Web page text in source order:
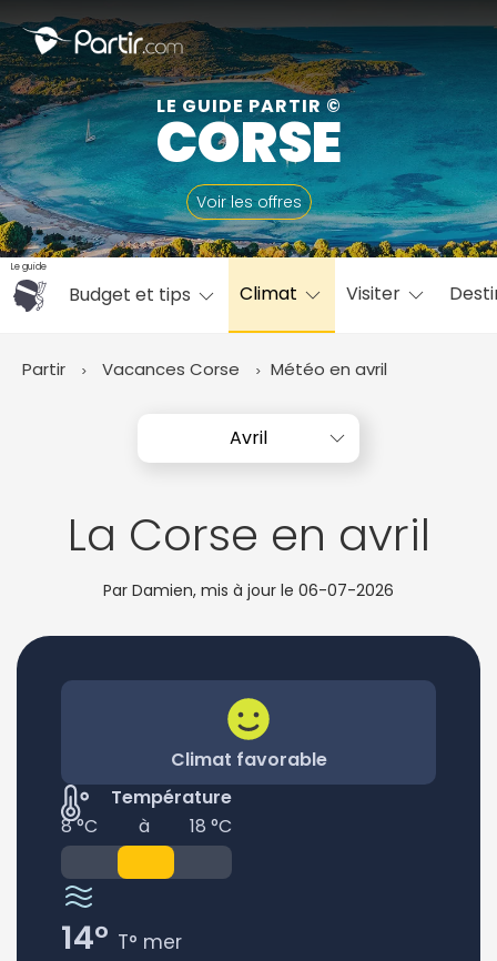
LE GUIDE PARTIR ©
CORSE
Voir les offres
Le guide
Budget et tips Climat Visiter
Partir Vacances Corse Météo en avril
Avril
La Corse en avril
Par Damien, mis à jour le 06-07-2026
Climat favorable
Température
8 °C
à 18 °C
14° T° mer
Fermer
📍 Destinations populaires
☀️ Où partir par mois
Mars Avril
Juillet
Août Septembre
Octobre